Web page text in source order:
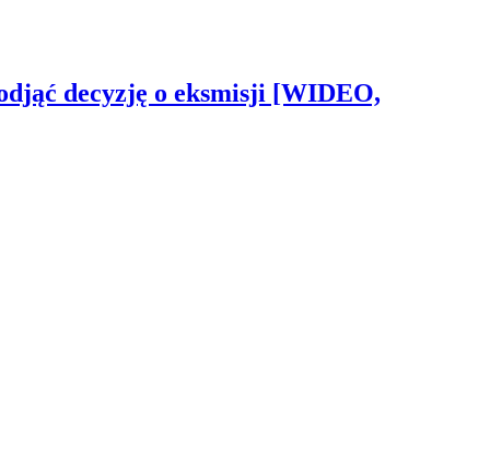
decyzję o eksmisji [WIDEO,